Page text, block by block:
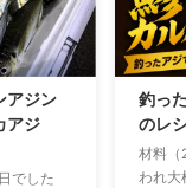
アジン
アジ
でした
釣っ
のレ
材料（
われ大